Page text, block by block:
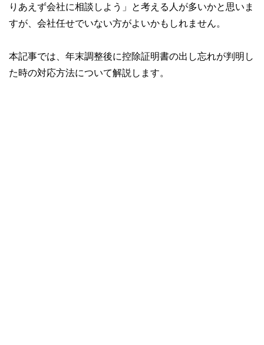
りあえず会社に相談しよう」と考える人が多いかと思いま
すが、会社任せでいない方がよいかもしれません。
本記事では、年末調整後に控除証明書の出し忘れが判明し
た時の対応方法について解説します。